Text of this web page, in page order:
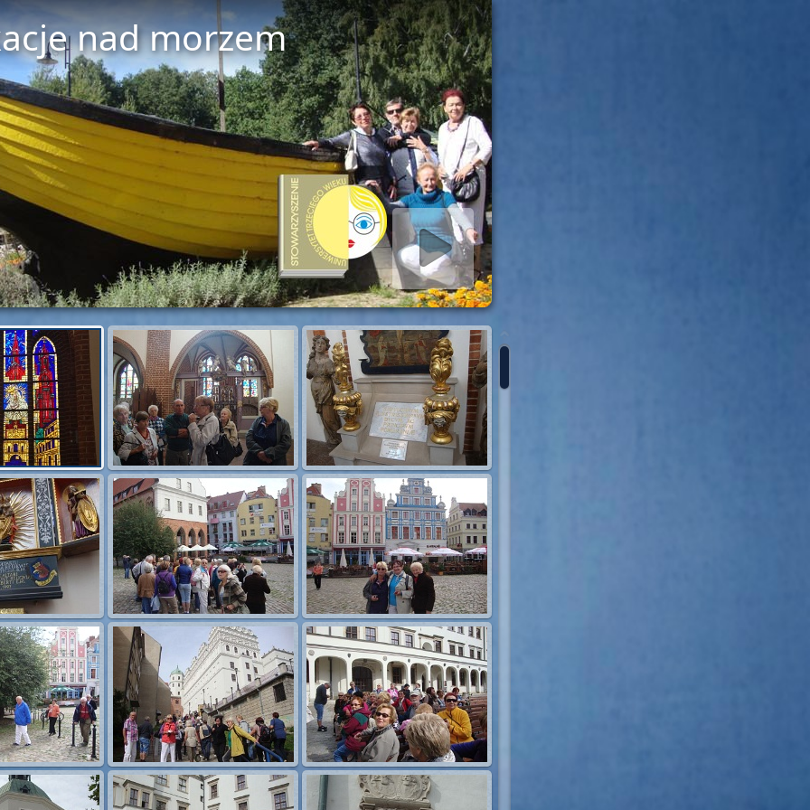
nad morzem
Pokaz slajdów